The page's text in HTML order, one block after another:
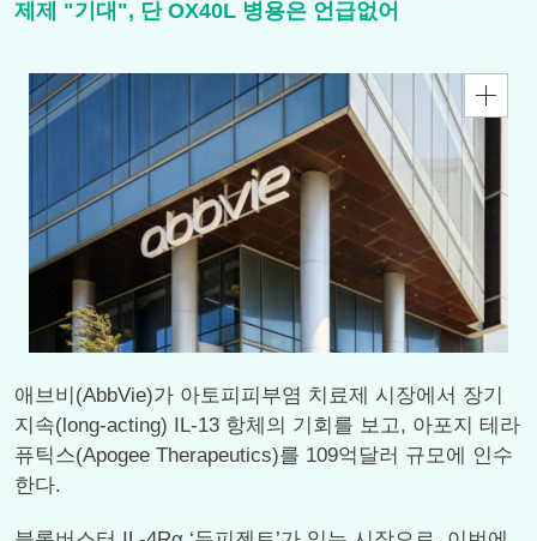
제제 "기대", 단 OX40L 병용은 언급없어
애브비(AbbVie)가 아토피피부염 치료제 시장에서 장기
지속(long-acting) IL-13 항체의 기회를 보고, 아포지 테라
퓨틱스(Apogee Therapeutics)를 109억달러 규모에 인수
한다.